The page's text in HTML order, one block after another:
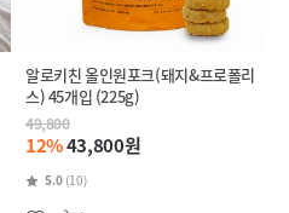
알로키친 올인원포크(돼지&프로폴리
스) 45개입 (225g)
49,800
12%43,800원
5.0 (10)